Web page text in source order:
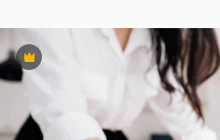
Premium